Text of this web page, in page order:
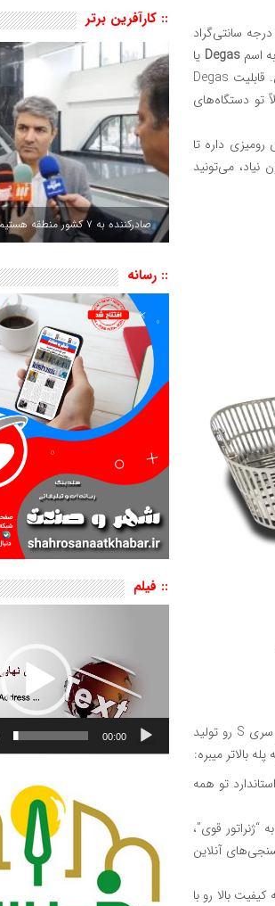
همه مدل‌هاشون بدون استثنا هیتر دارن. شما میتونی دمای آب رو از دمای محیط تا ۸۰ درجه سانتی‌گراد
اسمDegas یا
گاززدایی. بذارید ساده بگم: حباب‌های خیلی ریز هوا که توی آب محلول هستن، جلوی قدرت کامل امواج رو میگیرن. قابلیت Degas
تو دستگاه‌های
کوچیک داشته باشید یا یه کارخونه بزرگ. بکر از مدل ۲ لیتری رومیزی داره تا
نیاد، می‌تونید
هم التراسونیک کلینرهای سری S رو تولید
بالاتر میبره:
تو همه
قوی”،
آنلاین
بالا رو با
:: کارآفرین برتر
صادرکننده به ۷ کشور منطقه هستیم
:: رسانه
:: فیلم
نمایشگر
00:00